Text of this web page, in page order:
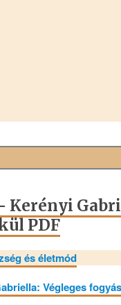
Kerényi
PDF
és életmód